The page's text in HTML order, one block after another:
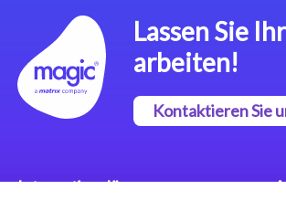
Lassen Sie
arbeiten!
Kontaktieren Sie
Integrationslösungen